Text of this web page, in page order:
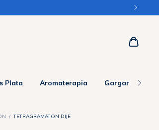
Plata Aromaterapia Gargantillas y
/ TETRAGRAMATON DIJE